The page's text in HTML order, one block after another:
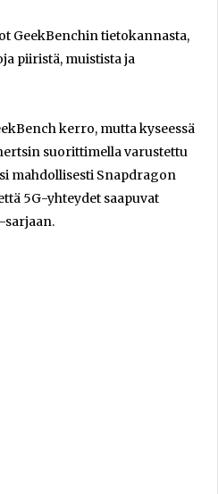
GeekBenchin tietokannasta,
piiristä, muistista ja
kerro, mutta kyseessä
suorittimella varustettu
mahdollisesti Snapdragon
5G-yhteydet saapuvat
sarjaan.